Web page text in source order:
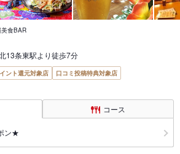
食BAR
13条東駅より徒歩7分
ント還元対象店
口コミ投稿特典対象店
コース
ン★